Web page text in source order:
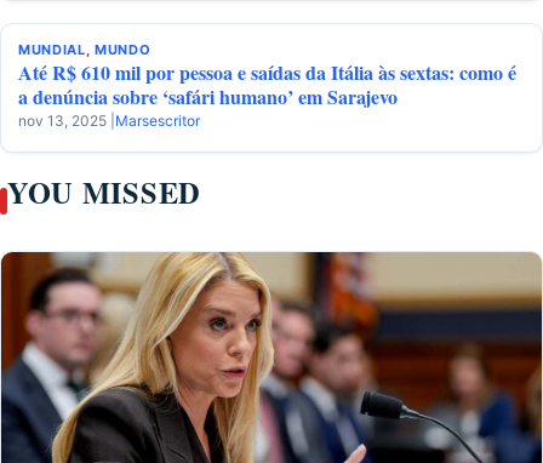
MUNDIAL, MUNDO
Até R$ 610 mil por pessoa e saídas da Itália às sextas: como é
a denúncia sobre ‘safári humano’ em Sarajevo
nov 13, 2025 | Marsescritor
YOU MISSED